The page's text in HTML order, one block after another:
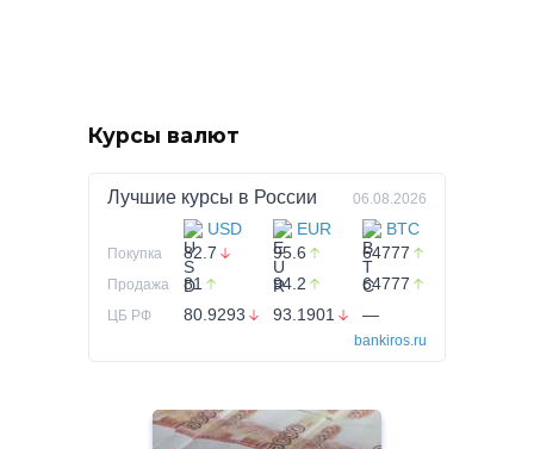
Курсы валют
Лучшие курсы в России 06.08.2026
USD EUR BTC
Покупка 82.7 95.6 64777
Продажа 81 94.2 64777
ЦБ РФ 80.9293 93.1901 —
bankiros.ru